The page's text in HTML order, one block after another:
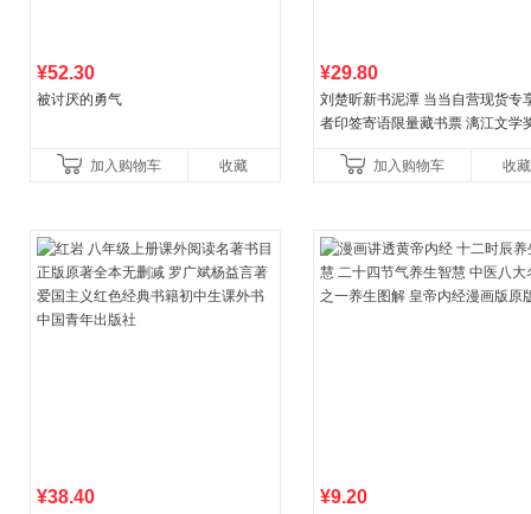
¥52.30
被讨厌的勇气
加入购物车 收藏
¥29.80
刘楚昕新书泥潭 当当自营现货专
者印签寄语限量藏书票 漓江文学
加入购物车 收藏
¥38.40 ¥9.20